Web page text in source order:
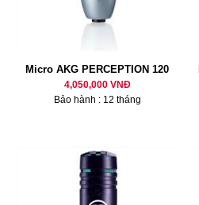
Micro AKG PERCEPTION 120
4,050,000 VNĐ
Bảo hành : 12 tháng